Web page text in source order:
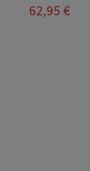
62,95 €